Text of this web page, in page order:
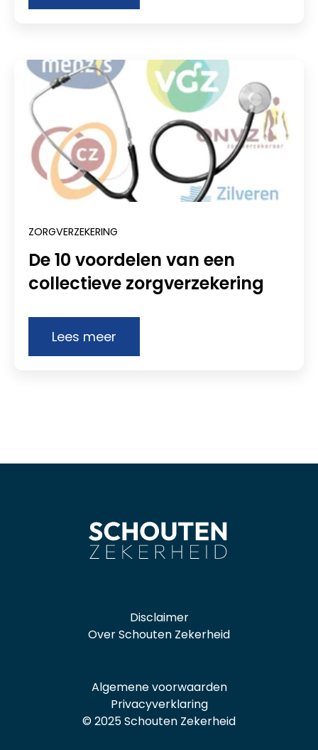
ZORGVERZEKERING
De 10 voordelen van een
collectieve zorgverzekering
Lees meer
Disclaimer
Over Schouten Zekerheid
Algemene voorwaarden
Privacyverklaring
© 2025 Schouten Zekerheid